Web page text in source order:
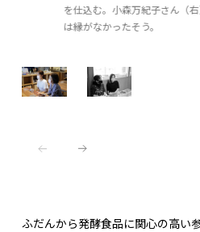
を仕込む。小森万紀子さん（
は縁がなかったそう。
ふだんから発酵食品に関心の高い